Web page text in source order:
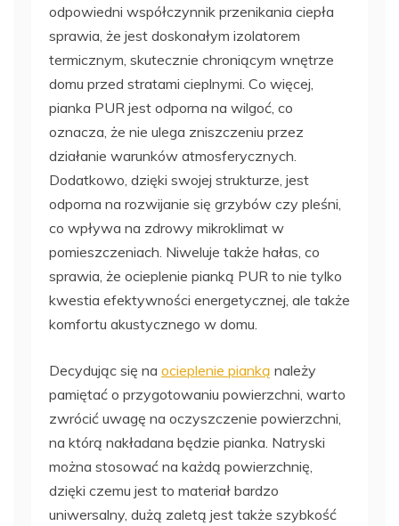
odpowiedni współczynnik przenikania ciepła
sprawia, że jest doskonałym izolatorem
termicznym, skutecznie chroniącym wnętrze
domu przed stratami cieplnymi. Co więcej,
pianka PUR jest odporna na wilgoć, co
oznacza, że nie ulega zniszczeniu przez
działanie warunków atmosferycznych.
Dodatkowo, dzięki swojej strukturze, jest
odporna na rozwijanie się grzybów czy pleśni,
co wpływa na zdrowy mikroklimat w
pomieszczeniach. Niweluje także hałas, co
sprawia, że ocieplenie pianką PUR to nie tylko
kwestia efektywności energetycznej, ale także
komfortu akustycznego w domu.
Decydując się na ocieplenie pianką należy
pamiętać o przygotowaniu powierzchni, warto
zwrócić uwagę na oczyszczenie powierzchni,
na którą nakładana będzie pianka. Natryski
można stosować na każdą powierzchnię,
dzięki czemu jest to materiał bardzo
uniwersalny, dużą zaletą jest także szybkość